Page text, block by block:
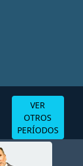
VER
OTROS
PERÍODOS